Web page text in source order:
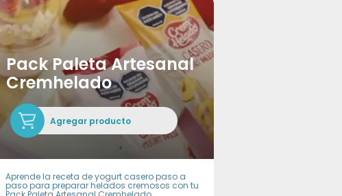
Pack Paleta Artesanal
Cremhelado
Agregar producto
Aprende la receta de yogurt casero paso a
paso para preparar helados cremosos con tu